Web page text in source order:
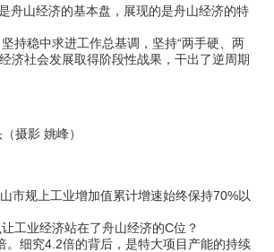
山经济的基本盘，展现的是舟山经济的特
稳中求进工作总基调，坚持“两手硬、两
济社会发展取得阶段性战果，干出了逆周期
摄影 姚峰）
规上工业增加值累计增速始终保持70%以
工业经济站在了舟山经济的C位？
细究4.2倍的背后，是特大项目产能的持续